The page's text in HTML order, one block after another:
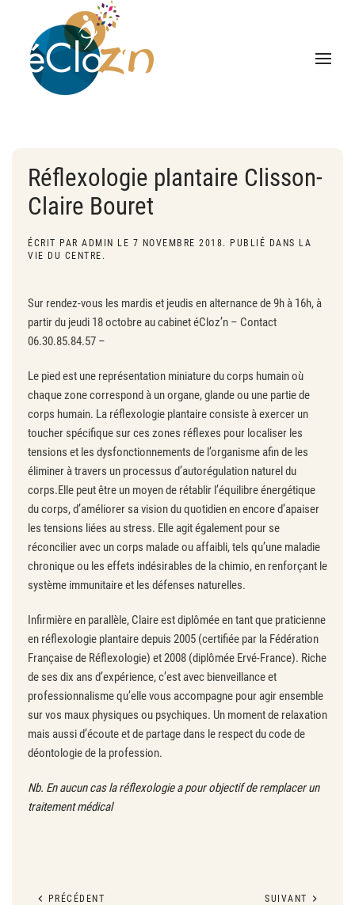
Réflexologie plantaire Clisson-
Claire Bouret
ÉCRIT PAR ADMIN LE 7 NOVEMBRE 2018. PUBLIÉ DANS LA
VIE DU CENTRE .
Sur rendez-vous les mardis et jeudis en alternance de 9h à 16h, à
partir du jeudi 18 octobre au cabinet éCloz’n – Contact
06.30.85.84.57 –
Le pied est une représentation miniature du corps humain où
chaque zone correspond à un organe, glande ou une partie de
corps humain. La réflexologie plantaire consiste à exercer un
toucher spécifique sur ces zones réflexes pour localiser les
tensions et les dysfonctionnements de l’organisme afin de les
éliminer à travers un processus d’autorégulation naturel du
corps.Elle peut être un moyen de rétablir l’équilibre énergétique
du corps, d’améliorer sa vision du quotidien en encore d’apaiser
les tensions liées au stress. Elle agit également pour se
réconcilier avec un corps malade ou affaibli, tels qu’une maladie
chronique ou les effets indésirables de la chimio, en renforçant le
système immunitaire et les défenses naturelles.
Infirmière en parallèle, Claire est diplômée en tant que praticienne
en réflexologie plantaire depuis 2005 (certifiée par la Fédération
Française de Réflexologie) et 2008 (diplômée Ervé-France). Riche
de ses dix ans d’expérience, c’est avec bienveillance et
professionnalisme qu’elle vous accompagne pour agir ensemble
sur vos maux physiques ou psychiques. Un moment de relaxation
mais aussi d’écoute et de partage dans le respect du code de
déontologie de la profession.
Nb. En aucun cas la réflexologie a pour objectif de remplacer un
traitement médical
PRÉCÉDENT SUIVANT